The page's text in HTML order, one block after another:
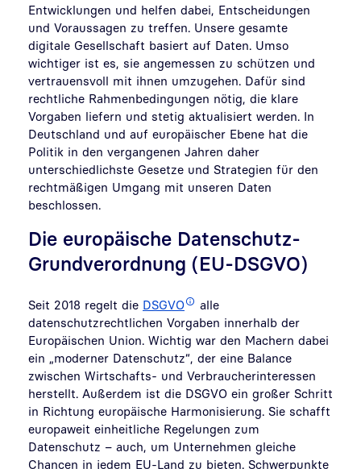
Entwicklungen und helfen dabei, Entscheidungen
und Voraussagen zu treffen. Unsere gesamte
digitale Gesellschaft basiert auf Daten. Umso
wichtiger ist es, sie angemessen zu schützen und
vertrauensvoll mit ihnen umzugehen. Dafür sind
rechtliche Rahmenbedingungen nötig, die klare
Vorgaben liefern und stetig aktualisiert werden. In
Deutschland und auf europäischer Ebene hat die
Politik in den vergangenen Jahren daher
unterschiedlichste Gesetze und Strategien für den
rechtmäßigen Umgang mit unseren Daten
beschlossen.
Die europäische Datenschutz-
Grundverordnung (EU-DSGVO)
Seit 2018 regelt die DSGVO
alle
datenschutzrechtlichen Vorgaben innerhalb der
Europäischen Union. Wichtig war den Machern dabei
ein „moderner Datenschutz“, der eine Balance
zwischen Wirtschafts- und Verbraucherinteressen
herstellt. Außerdem ist die DSGVO ein großer Schritt
in Richtung europäische Harmonisierung. Sie schafft
europaweit einheitliche Regelungen zum
Datenschutz – auch, um Unternehmen gleiche
Chancen in jedem EU-Land zu bieten. Schwerpunkte